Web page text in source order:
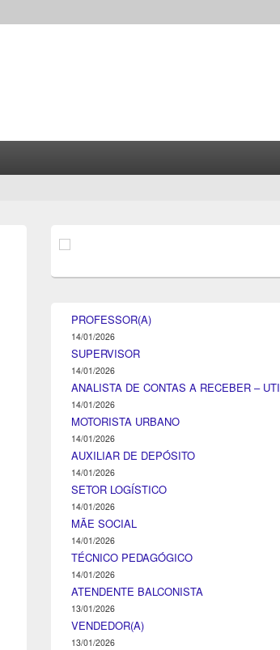
da
lateral
PROFESSOR(A)
14/01/2026
SUPERVISOR
14/01/2026
ANALISTA DE CONTAS A RECEBER – UTI
14/01/2026
MOTORISTA URBANO
14/01/2026
AUXILIAR DE DEPÓSITO
14/01/2026
SETOR LOGÍSTICO
14/01/2026
MÃE SOCIAL
14/01/2026
TÉCNICO PEDAGÓGICO
14/01/2026
ATENDENTE BALCONISTA
13/01/2026
VENDEDOR(A)
13/01/2026